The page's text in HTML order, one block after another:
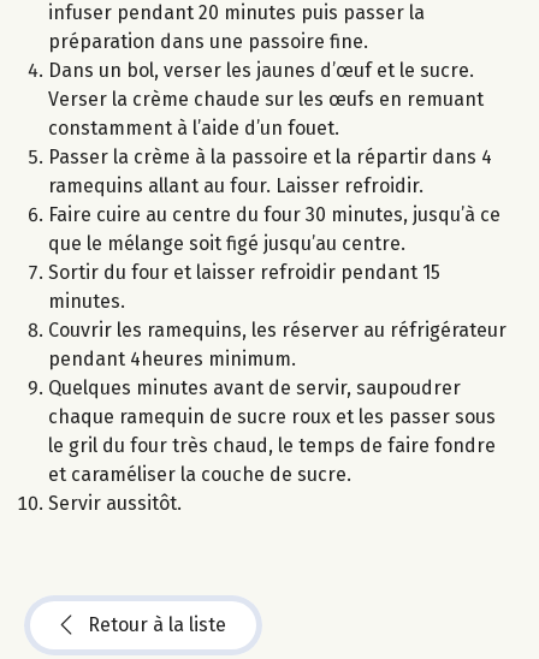
infuser pendant 20 minutes puis passer la
préparation dans une passoire fine.
Dans un bol, verser les jaunes d’œuf et le sucre.
Verser la crème chaude sur les œufs en remuant
constamment à l’aide d’un fouet.
Passer la crème à la passoire et la répartir dans 4
ramequins allant au four. Laisser refroidir.
Faire cuire au centre du four 30 minutes, jusqu’à ce
que le mélange soit figé jusqu’au centre.
Sortir du four et laisser refroidir pendant 15
minutes.
Couvrir les ramequins, les réserver au réfrigérateur
pendant 4heures minimum.
Quelques minutes avant de servir, saupoudrer
chaque ramequin de sucre roux et les passer sous
le gril du four très chaud, le temps de faire fondre
et caraméliser la couche de sucre.
Servir aussitôt.
Retour à la liste